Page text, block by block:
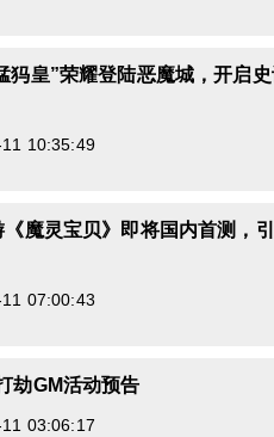
犸皇”荣耀登陆恶魔城，开启
10:35:49
魔灵宝贝》即将国内首测，
07:00:43
劫GM活动预告
03:06:17